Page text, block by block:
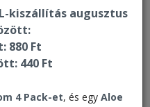
kiszállítás augusztus
880 Ft
440 Ft
4 Pack-et, és egy Aloe